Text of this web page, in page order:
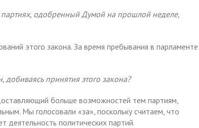
партиях, одобренный Думой на прошлой неделе,
этого закона. За время пребывания в парламенте
добиваясь принятия этого закона?
больше возможностей тем партиям,
Мы голосовали «за», поскольку считаем, что
деятельность политических партий.